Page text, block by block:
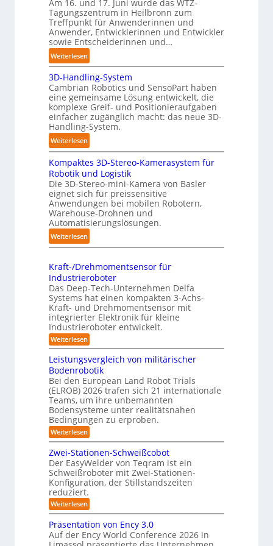
b
o
t
e
r
b
o
t
Z
ü
r
i
c
h
:
T
r
f
p
u
n
k
t
f
ü
r
p
r
x
i
n
a
h
e
A
u
t
o
m
a
t
i
s
i
e
r
n
g
s
l
Am 16. und 17. Juni wurde das WTZ-
Tagungszentrum in Heilbronn zum
Treffpunkt für Anwenderinnen und
Anwender, Entwicklerinnen und Entwickler
sowie Entscheiderinnen und…
Weiterlesen:
A
u
t
o
m
a
t
i
s
i
e
r
u
n
g
s
r
e
f
2
0
2
6
3D-Handling-System
Cambrian Robotics und SensoPart haben
eine gemeinsame Lösung entwickelt, die
komplexe Greif- und Positionieraufgaben
einfacher zugänglich macht: das neue 3D-
Handling-System.
Weiterlesen:
3
D
-
H
a
n
d
i
g
-
S
y
s
t
e
m
Kompaktes 3D-Stereo-Kamerasystem für
Robotik und Logistik
Die 3D-Stereo-mini-Kamera von Basler
eignet sich für preissensitive
Anwendungen bei mobilen Robotern,
Warehouse-Drohnen und
Automatisierungslösungen.
Weiterlesen:
K
m
p
k
t
e
s
3
D
-
S
t
e
r
e
o
-
K
a
e
r
a
s
Kraft-/Drehmomentsensor für
Industrieroboter
Das Deep-Tech-Unternehmen Delfa
Systems hat einen kompakten 3-Achs-
Kraft- und Drehmomentsensor mit
integrierter Elektronik für kleine
Industrieroboter entwickelt.
Weiterlesen:
K
a
f
t
-
/
D
r
e
h
m
o
m
e
n
t
e
n
s
o
r
f
Leistungsvergleich von militärischer
Bodenrobotik
Bei den European Land Robot Trials
(ELROB) 2026 trafen sich 21 internationale
Teams, um ihre unbemannten
Bodensysteme unter realitätsnahen
Bedingungen zu erproben.
Weiterlesen:
L
e
i
s
t
u
g
s
v
e
r
g
Zwei-Stationen-Schweißcobot
Der EasyWelder von Teqram ist ein
Schweißroboter mit Zwei-Stationen-
Konfiguration, der Stillstandszeiten
reduziert.
Weiterlesen:
Z
w
e
i
Präsentation von Ency 3.0
Auf der Ency World Conference 2026 in